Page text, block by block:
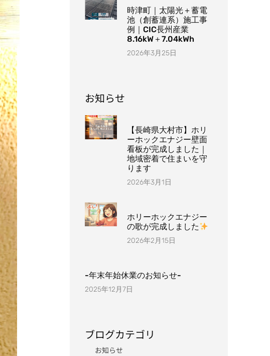
時津町｜太陽光＋蓄電
池（創蓄連系）施工事
例｜CIC長州産業
8.16kW＋7.04kWh
2026年3月25日
お知らせ
【長崎県大村市】ホリ
ーホックエナジー壁面
看板が完成しました｜
地域密着で住まいを守
ります
2026年3月1日
ホリーホックエナジー
の歌が完成しました
2026年2月15日
-年末年始休業のお知らせ-
2025年12月7日
ブログカテゴリ
お知らせ